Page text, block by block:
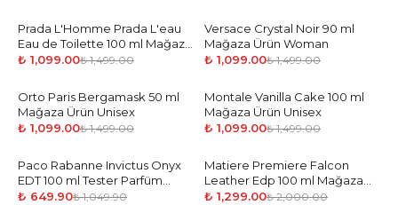
-27 %
Prada L'Homme Prada L'eau
Eau de Toilette 100 ml Mağaza
Ürün Man
₺ 1,099.00₺ 1,499.00
-27%
Versace Crystal Noir 90 ml
Mağaza Ürün Woman
₺ 1,099.00₺ 1,499.00
-27%
Orto Paris Bergamask 50 ml
Mağaza Ürün Unisex
₺ 1,099.00₺ 1,499.00
-27%
Montale Vanilla Cake 100 ml
Mağaza Ürün Unisex
₺ 1,099.00₺ 1,499.00
-38 %
Paco Rabanne Invictus Onyx
EDT 100 ml Tester Parfüm
Erkek
₺ 649.90₺ 1,049.90
-35%
Matiere Premiere Falcon
Leather Edp 100 ml Mağaza
Ürün Unisex
₺ 1,299.00₺ 2,000.00